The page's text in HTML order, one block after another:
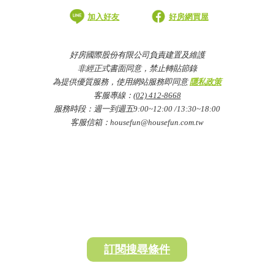
加入好友 好房網買屋
好房國際股份有限公司負責建置及維護
非經正式書面同意，禁止轉貼節錄
為提供優質服務，使用網站服務即同意隱私政策
客服專線： (02) 412-8668
服務時段：週一到週五9:00~12:00 /13:30~18:00
客服信箱：housefun@housefun.com.tw
訂閱搜尋條件